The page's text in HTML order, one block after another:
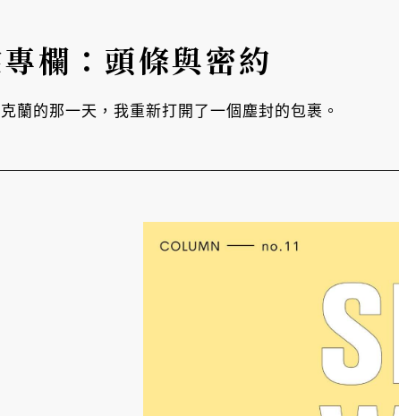
欄：頭條與密約
蘭的那一天，我重新打開了一個塵封的包裹。